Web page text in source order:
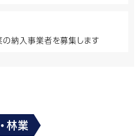
納入事業者を募集します
林業